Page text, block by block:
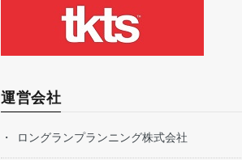
運営会社
ロングランプランニング株式会社